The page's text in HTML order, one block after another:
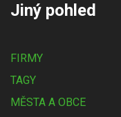
Jiný pohled
FIRMY
TAGY
MĚSTA A OBCE